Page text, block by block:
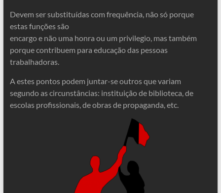
Devem ser substituídas com frequência, não só porque
estas funções são
encargo e não uma honra ou um privilegio, mas também
porque contribuem para educação das pessoas
trabalhadoras.
A estes pontos podem juntar-se outros que variam
segundo as circunstâncias: instituição de biblioteca, de
escolas profissionais, de obras de propaganda, etc.